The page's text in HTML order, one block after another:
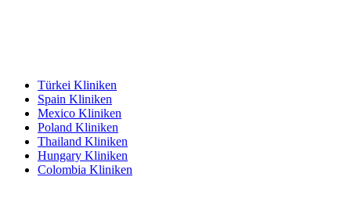
Türkei Kliniken
Spain Kliniken
Mexico Kliniken
Poland Kliniken
Thailand Kliniken
Hungary Kliniken
Colombia Kliniken